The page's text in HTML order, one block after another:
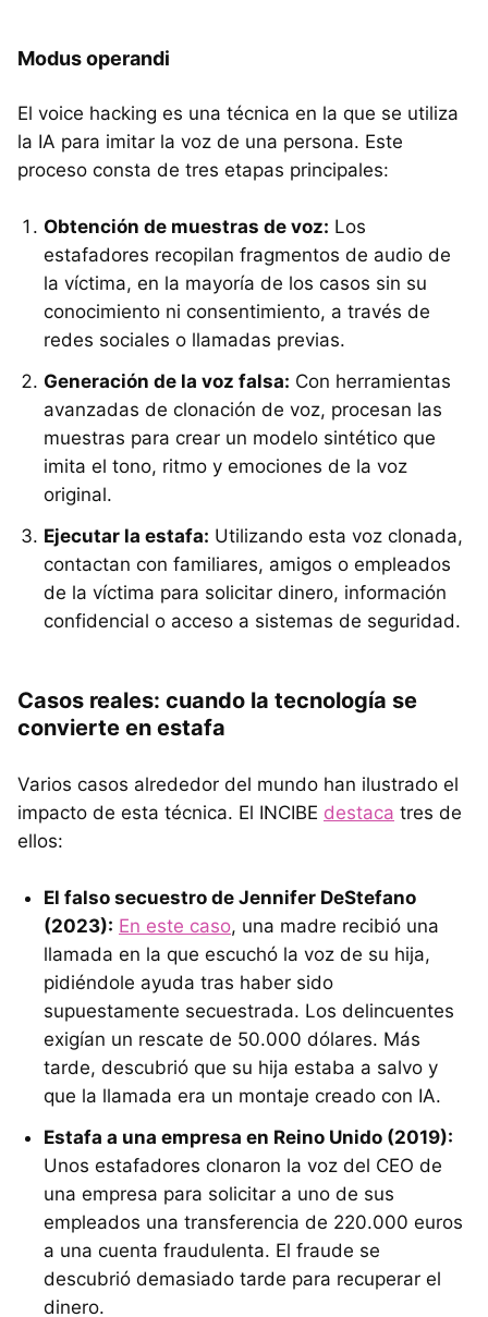
Modus operandi
El voice hacking es una técnica en la que se utiliza
la IA para imitar la voz de una persona. Este
proceso consta de tres etapas principales:
Obtención de muestras de voz: Los
estafadores recopilan fragmentos de audio de
la víctima, en la mayoría de los casos sin su
conocimiento ni consentimiento, a través de
redes sociales o llamadas previas.
Generación de la voz falsa: Con herramientas
avanzadas de clonación de voz, procesan las
muestras para crear un modelo sintético que
imita el tono, ritmo y emociones de la voz
original.
Ejecutar la estafa: Utilizando esta voz clonada,
contactan con familiares, amigos o empleados
de la víctima para solicitar dinero, información
confidencial o acceso a sistemas de seguridad.
Casos reales: cuando la tecnología se
convierte en estafa
Varios casos alrededor del mundo han ilustrado el
impacto de esta técnica. El INCIBE destaca tres de
ellos:
El falso secuestro de Jennifer DeStefano
(2023): En este caso, una madre recibió una
llamada en la que escuchó la voz de su hija,
pidiéndole ayuda tras haber sido
supuestamente secuestrada. Los delincuentes
exigían un rescate de 50.000 dólares. Más
tarde, descubrió que su hija estaba a salvo y
que la llamada era un montaje creado con IA.
Estafa a una empresa en Reino Unido (2019):
Unos estafadores clonaron la voz del CEO de
una empresa para solicitar a uno de sus
empleados una transferencia de 220.000 euros
a una cuenta fraudulenta. El fraude se
descubrió demasiado tarde para recuperar el
dinero.